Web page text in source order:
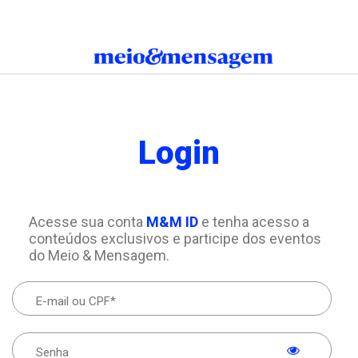
Login
Acesse sua conta M&M IDe tenha acesso a
conteúdos exclusivos e participe dos eventos
do Meio & Mensagem.